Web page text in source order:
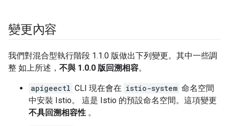
變更內容
我們對混合型執行階段 1.1.0 版做出下列變更。其中一些調
整 如上所述， 不與 1.0.0 版回溯相容。
apigeectl CLI 現在會在 istio-system 命名空間
中安裝 Istio。 這是 Istio 的預設命名空間。這項變更
不具回溯相容性 。